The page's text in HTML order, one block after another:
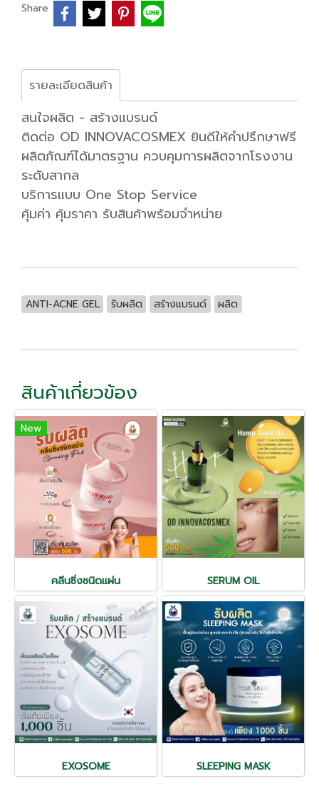
Share
รายละเอียดสินค้า
สนใจผลิต - สร้างแบรนด์
ติดต่อ OD INNOVACOSMEX ยินดีให้คำปรึกษาฟรี
ผลิตภัณฑ์ได้มาตรฐาน ควบคุมการผลิตจากโรงงาน
ระดับสากล
บริการแบบ One Stop Service
คุ้มค่า คุ้มราคา รับสินค้าพร้อมจำหน่าย
ANTI-ACNE GEL รับผลิต สร้างแบรนด์ ผลิต
สินค้าเกี่ยวข้อง
New
คลีนซิ่งชนิดแผ่น SERUM OIL
EXOSOME SLEEPING MASK